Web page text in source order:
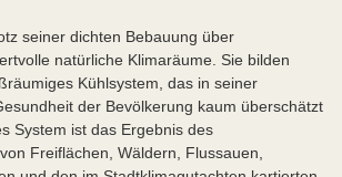
seiner dichten Bebauung über
natürliche Klimaräume. Sie bilden
Kühlsystem, das in seiner
der Bevölkerung kaum überschätzt
System ist das Ergebnis des
Freiflächen, Wäldern, Flussauen,